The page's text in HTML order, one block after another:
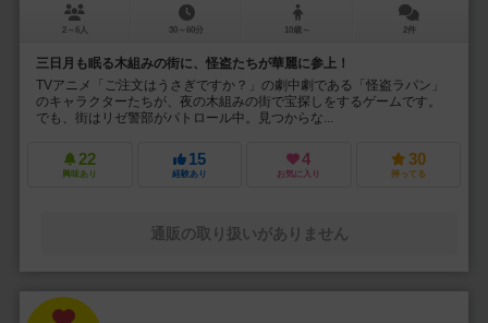
2～6人 30～60分 10歳～ 2件
三日月も眠る木組みの街に、怪盗たちが華麗に参上！
TVアニメ「ご注文はうさぎですか？」の劇中劇である「怪盗ラパン」
のキャラクターたちが、夜の木組みの街で宝探しをするゲームです。
でも、街はリゼ警部がパトロール中。見つからな...
22
興味あり
15
経験あり
4
お気に入り
30
持ってる
通販の取り扱いがありません